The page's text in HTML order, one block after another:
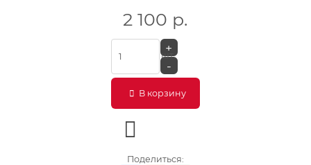
2 100 р.
шт.
+
-
В корзину
Поделиться: